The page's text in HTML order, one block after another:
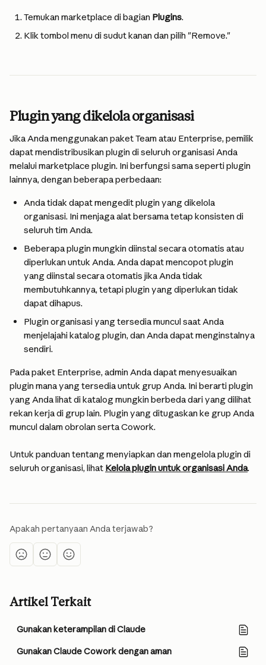
Temukan marketplace di bagian Plugins.
Klik tombol menu di sudut kanan dan pilih "Remove."
Plugin yang dikelola organisasi
Jika Anda menggunakan paket Team atau Enterprise, pemilik
dapat mendistribusikan plugin di seluruh organisasi Anda
melalui marketplace plugin. Ini berfungsi sama seperti plugin
lainnya, dengan beberapa perbedaan:
Anda tidak dapat mengedit plugin yang dikelola
organisasi. Ini menjaga alat bersama tetap konsisten di
seluruh tim Anda.
Beberapa plugin mungkin diinstal secara otomatis atau
diperlukan untuk Anda. Anda dapat mencopot plugin
yang diinstal secara otomatis jika Anda tidak
membutuhkannya, tetapi plugin yang diperlukan tidak
dapat dihapus.
Plugin organisasi yang tersedia muncul saat Anda
menjelajahi katalog plugin, dan Anda dapat menginstalnya
sendiri.
Pada paket Enterprise, admin Anda dapat menyesuaikan
plugin mana yang tersedia untuk grup Anda. Ini berarti plugin
yang Anda lihat di katalog mungkin berbeda dari yang dilihat
rekan kerja di grup lain. Plugin yang ditugaskan ke grup Anda
muncul dalam obrolan serta Cowork.
Untuk panduan tentang menyiapkan dan mengelola plugin di
seluruh organisasi, lihat Kelola plugin untuk organisasi Anda.
Apakah pertanyaan Anda terjawab?
Artikel Terkait
Gunakan keterampilan di Claude
Gunakan Claude Cowork dengan aman